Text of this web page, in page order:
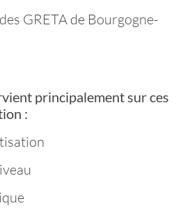
GRETA de Bourgogne-
principalement sur ces
: